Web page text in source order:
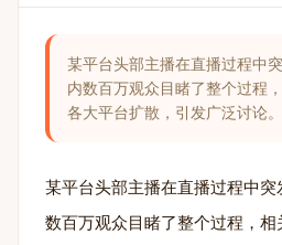
某平台头部主播在直播过程中
内数百万观众目睹了整个过程
各大平台扩散，引发广泛讨论。
某平台头部主播在直播过程中
数百万观众目睹了整个过程，